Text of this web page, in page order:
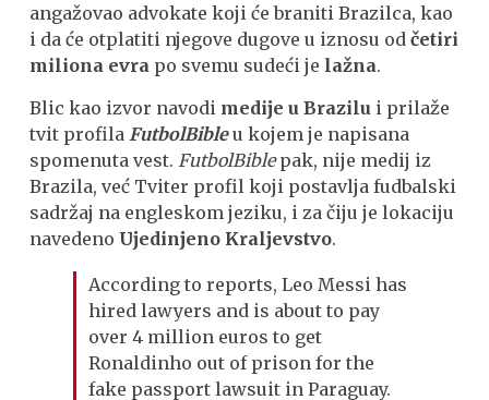
angažovao advokate koji će braniti Brazilca, kao
i da će otplatiti njegove dugove u iznosu odčetiri
miliona evra po svemu sudeći je lažna.
Blic kao izvor navodi medije u Brazilu i prilaže
tvit profila FutbolBible u kojem je napisana
spomenuta vest. FutbolBiblepak, nije medij iz
Brazila, već Tviter profil koji postavlja fudbalski
sadržaj na engleskom jeziku, i za čiju je lokaciju
navedeno Ujedinjeno Kraljevstvo.
According to reports, Leo Messi has
hired lawyers and is about to pay
over 4 million euros to get
Ronaldinho out of prison for the
fake passport lawsuit in Paraguay.